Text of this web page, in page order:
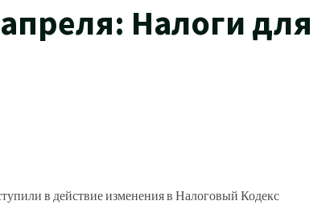
Налоги для
в действие изменения в Налоговый Кодекс